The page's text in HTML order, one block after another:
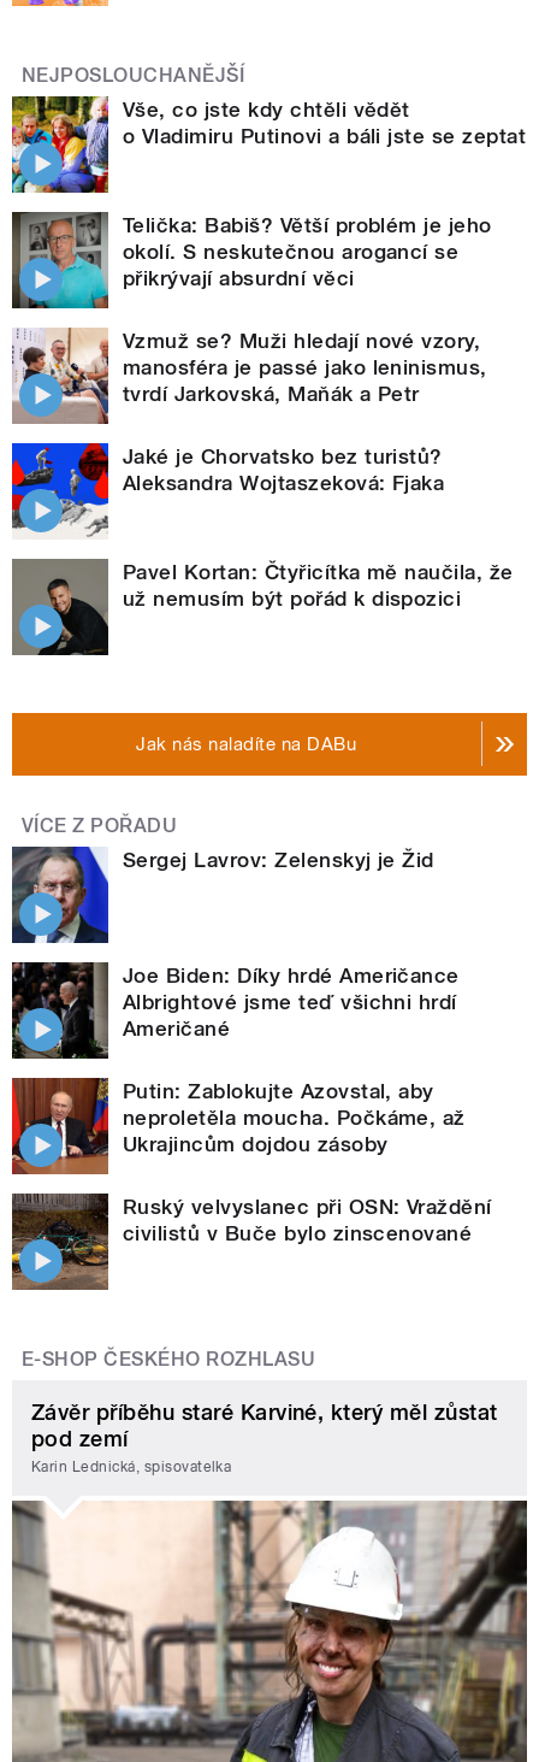
NEJPOSLOUCHANĚJŠÍ
Vše, co jste kdy chtěli vědět
o Vladimiru Putinovi a báli jste se zeptat
Telička: Babiš? Větší problém je jeho
okolí. S neskutečnou arogancí se
přikrývají absurdní věci
Vzmuž se? Muži hledají nové vzory,
manosféra je passé jako leninismus,
tvrdí Jarkovská, Maňák a Petr
Jaké je Chorvatsko bez turistů?
Aleksandra Wojtaszeková: Fjaka
Pavel Kortan: Čtyřicítka mě naučila, že
už nemusím být pořád k dispozici
Jak nás naladíte na DABu
VÍCE Z POŘADU
Sergej Lavrov: Zelenskyj je Žid
Joe Biden: Díky hrdé Američance
Albrightové jsme teď všichni hrdí
Američané
Putin: Zablokujte Azovstal, aby
neproletěla moucha. Počkáme, až
Ukrajincům dojdou zásoby
Ruský velvyslanec při OSN: Vraždění
civilistů v Buče bylo zinscenované
E-SHOP ČESKÉHO ROZHLASU
Závěr příběhu staré Karviné, který měl zůstat
pod zemí
Karin Lednická, spisovatelka